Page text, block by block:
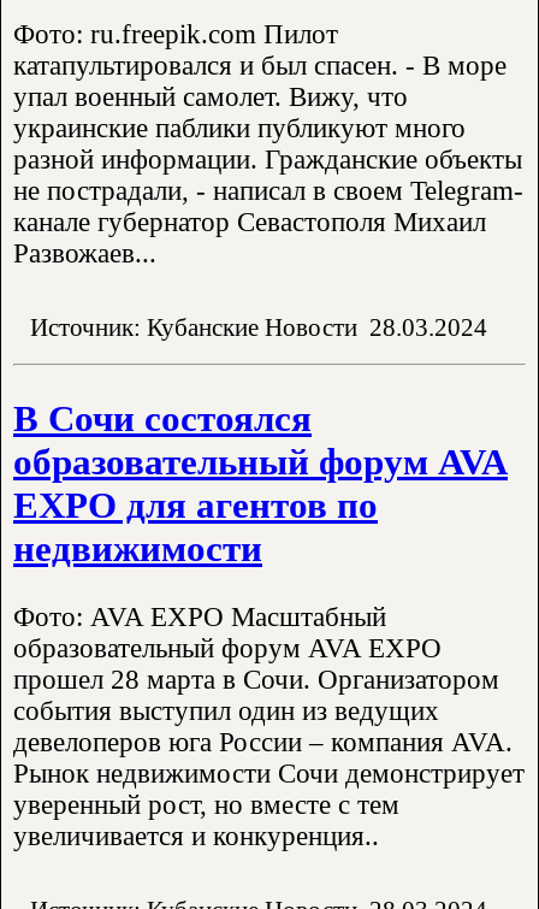
Фото: ru.freepik.com Пилот
катапультировался и был спасен. - В море
упал военный самолет. Вижу, что
украинские паблики публикуют много
разной информации. Гражданские объекты
не пострадали, - написал в своем Telegram-
канале губернатор Севастополя Михаил
Развожаев...
Источник: Кубанские Новости 28.03.2024
В Сочи состоялся
образовательный форум AVA
EXPO для агентов по
недвижимости
Фото: AVA EXPO Масштабный
образовательный форум AVA EXPO
прошел 28 марта в Сочи. Организатором
события выступил один из ведущих
девелоперов юга России – компания AVA.
Рынок недвижимости Сочи демонстрирует
уверенный рост, но вместе с тем
увеличивается и конкуренция..